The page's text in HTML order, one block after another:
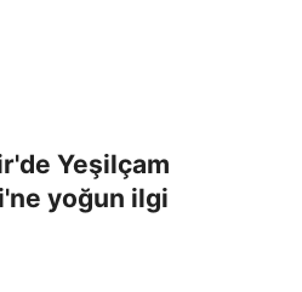
Yeşilçam
yoğun ilgi